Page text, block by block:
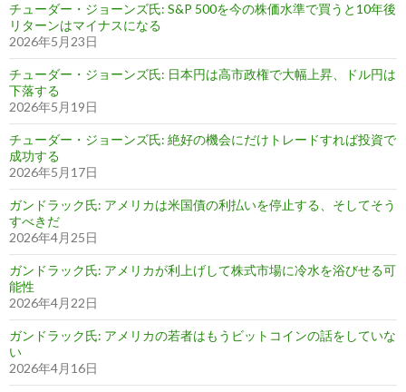
チューダー・ジョーンズ氏: S&P 500を今の株価水準で買うと10年後
リターンはマイナスになる
2026年5月23日
チューダー・ジョーンズ氏: 日本円は高市政権で大幅上昇、ドル円は
下落する
2026年5月19日
チューダー・ジョーンズ氏: 絶好の機会にだけトレードすれば投資で
成功する
2026年5月17日
ガンドラック氏: アメリカは米国債の利払いを停止する、そしてそう
すべきだ
2026年4月25日
ガンドラック氏: アメリカが利上げして株式市場に冷水を浴びせる可
能性
2026年4月22日
ガンドラック氏: アメリカの若者はもうビットコインの話をしていな
い
2026年4月16日